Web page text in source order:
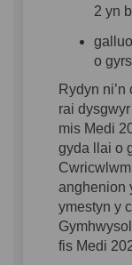
2 yn
o
Rydyn ni’n
rai
mis Medi
gyda llai o
Cwricwlwm
anghenion
ymestyn y
fis Medi